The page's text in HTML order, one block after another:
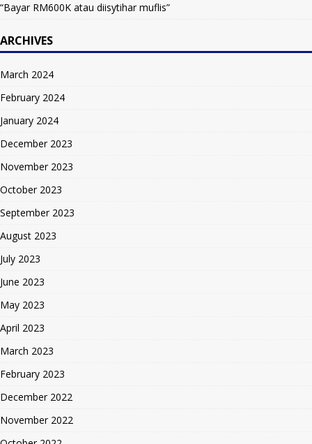
“Bayar RM600K atau diisytihar muflis”
ARCHIVES
March 2024
February 2024
January 2024
December 2023
November 2023
October 2023
September 2023
August 2023
July 2023
June 2023
May 2023
April 2023
March 2023
February 2023
December 2022
November 2022